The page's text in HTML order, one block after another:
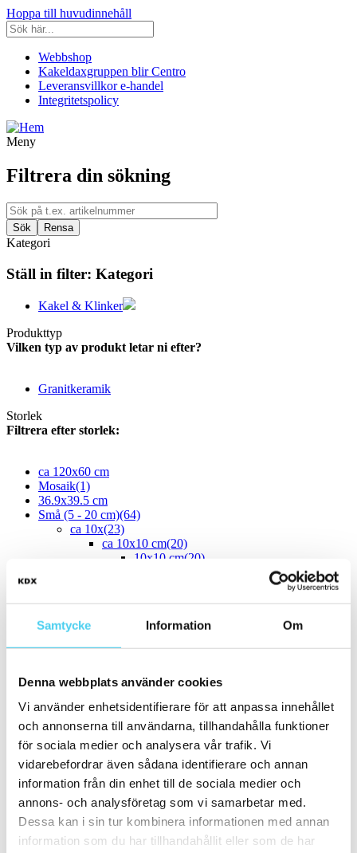
Samtycke Information Om
Denna webbplats använder cookies
Vi använder enhetsidentifierare för att anpassa innehållet
och annonserna till användarna, tillhandahålla funktioner
för sociala medier och analysera vår trafik. Vi
vidarebefordrar även sådana identifierare och annan
information från din enhet till de sociala medier och
annons- och analysföretag som vi samarbetar med.
Dessa kan i sin tur kombinera informationen med annan
information som du har tillhandahållit eller som de har
Hoppa till huvudinnehåll
Webbshop
Kakeldaxgruppen blir Centro
Leveransvillkor e-handel
Integritetspolicy
Meny
Filtrera din sökning
Kategori
Ställ in filter: Kategori
Kakel & Klinker
Produkttyp
Vilken typ av produkt letar ni efter?
Granitkeramik
Storlek
Filtrera efter storlek:
ca 120x60 cm
Mosaik(1)
36.9x39.5 cm
Små (5 - 20 cm)(64)
ca 10x(23)
ca 10x10 cm(20)
10x10 cm(20)
ca 10x30 cm(1)
ca 10x60 cm(1)
15x15 cm(34)
ca 15x60 cm
15x60 cm (1)
ca 20x(7)
ca 20x20 cm(5)
20x20 cm (5)
20x10 cm(1)
ca 20x60 cm(1)
20x60 cm(1)
Mellan (25 - 50 cm)
(24)
ca 30x(23)
ca 30x10 cm(1)